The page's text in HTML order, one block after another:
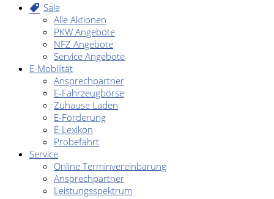
Sale
Alle Aktionen
PKW Angebote
NFZ Angebote
Service Angebote
E-Mobilität
Ansprechpartner
E-Fahrzeugbörse
Zuhause Laden
E-Förderung
E-Lexikon
Probefahrt
Service
Online Terminvereinbarung
Ansprechpartner
Leistungsspektrum